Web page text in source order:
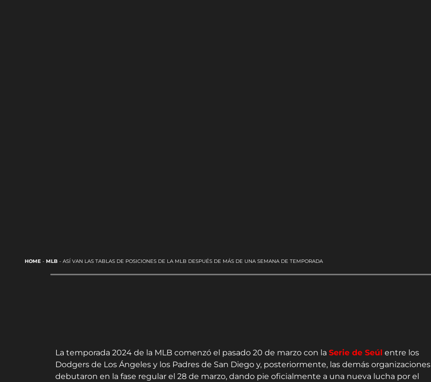
HOME- MLB- ASÍ VAN LAS TABLAS DE POSICIONES DE LA MLB DESPUÉS DE MÁS DE UNA SEMANA DE TEMPORADA
La temporada 2024 de la MLB comenzó el pasado 20 de marzo con la Serie de Seúl entre los
Dodgers de Los Ángeles y los Padres de San Diego y, posteriormente, las demás organizaciones
debutaron en la fase regular el 28 de marzo, dando pie oficialmente a una nueva lucha por el